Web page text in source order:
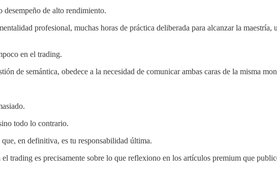
de alto rendimiento.
profesional, muchas horas de práctica deliberada para alcanzar la
en el trading.
de semántica, obedece a la necesidad de comunicar ambas caras de la misma
todo lo contrario.
en definitiva, es tu responsabilidad última.
trading es precisamente sobre lo que reflexiono en los artículos premium que